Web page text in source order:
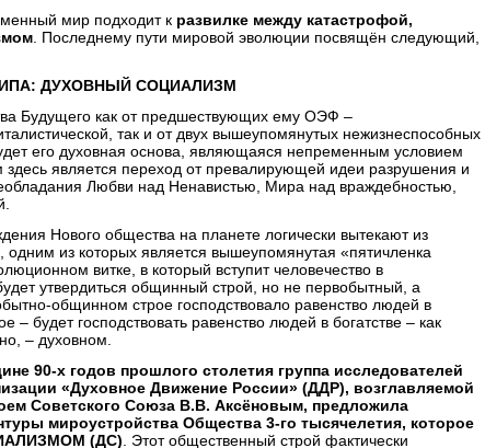
мир подходит к развилке между катастрофой,
. Последнему пути мировой эволюции посвящён следующий,
ДУХОВНЫЙ СОЦИАЛИЗМ
Будущего как от предшествующих ему ОЭФ –
так и от двух вышеупомянутых нежизнеспособных
его духовная основа, являющаяся непременным условием
является переход от превалирующей идеи разрушения и
Любви над Ненавистью, Мира над враждебностью,
Нового общества на планете логически вытекают из
из которых является вышеупомянутая «пятичленка
витке, в который вступит человечество в
утвердиться общинный строй, но не первобытный, а
общинном строе господствовало равенство людей в
– будет господствовать равенство людей в богатстве – как
– духовном.
90-х годов прошлого столетия группа исследователей
«Духовное Движение России» (ДДР), возглавляемой
Советского Союза В.В. Аксёновым, предложила
мироустройства Общества 3-го тысячелетия, которое
(ДС) . Этот общественный строй фактически